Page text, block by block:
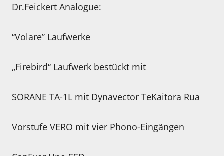
Dr.Feickert Analogue:
“Volare” Laufwerke
„Firebird“ Laufwerk bestückt mit
SORANE TA-1L mit Dynavector TeKaitora Rua
Vorstufe VERO mit vier Phono-Eingängen